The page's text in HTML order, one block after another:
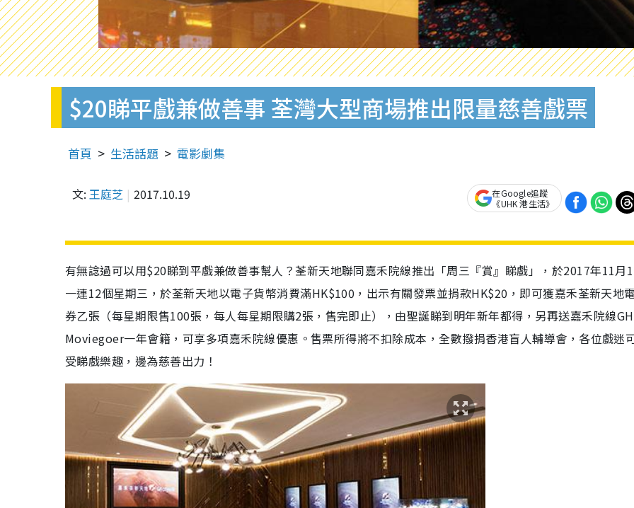
$20睇平戲兼做善事 荃灣大型商場推出限量慈善戲票
首頁 生活話題 電影劇集
文: 王庭芝 2017.10.19
在Google追蹤
《UHK 港生活》
有無諗過可以用$20睇到平戲兼做善事幫人？荃新天地聯同嘉禾院線推出「周三『賞』睇戲」，於2017年11月
一連12個星期三，於荃新天地以電子貨幣消費滿HK$100，出示有關發票並捐款HK$20，即可獲嘉禾荃新天地
券乙張（每星期限售100張，每人每星期限購2張，售完即止），由聖誕睇到明年新年都得，另再送嘉禾院線GH
Moviegoer一年會籍，可享多項嘉禾院線優惠。售票所得將不扣除成本，全數撥捐香港盲人輔導會，各位戲迷
受睇戲樂趣，邊為慈善出力！